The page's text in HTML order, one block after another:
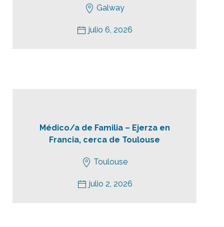
Galway
julio 6, 2026
Médico/a de Familia – Ejerza en
Francia, cerca de Toulouse
Toulouse
julio 2, 2026